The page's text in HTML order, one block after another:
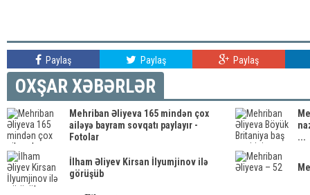
Paylaş Paylaş Paylaş
OXŞAR XƏBƏRLƏR
Mehriban Əliyeva 165 mindən çox
ailəyə bayram sovqatı paylayır -
Fotolar
...
İlham Əliyev Kirsan İlyumjinov ilə
görüşüb